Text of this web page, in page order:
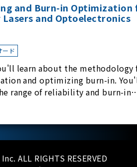
and Burn-in Optimization
and Optoelectronics
ード
learn about the methodology
and optimizing burn-in.
range of reliability and burn-in
service options.
ALL RIGHTS RESERVED